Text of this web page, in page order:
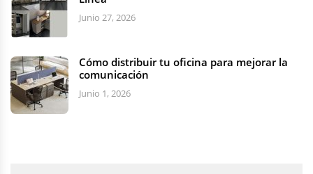
Junio 27, 2026
Cómo distribuir tu oficina para mejorar la
comunicación
Junio 1, 2026